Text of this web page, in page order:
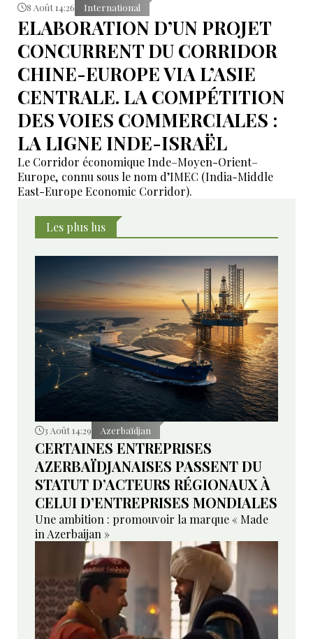
8 Août 14:26 International
ELABORATION D’UN PROJET
CONCURRENT DU CORRIDOR
CHINE-EUROPE VIA L’ASIE
CENTRALE. LA COMPÉTITION
DES VOIES COMMERCIALES :
LA LIGNE INDE-ISRAËL
Le Corridor économique Inde–Moyen-Orient–
Europe, connu sous le nom d’IMEC (India-Middle
East-Europe Economic Corridor).
Les plus lus
3 Août 14:29 Azerbaïdjan
CERTAINES ENTREPRISES
AZERBAÏDJANAISES PASSENT DU
STATUT D’ACTEURS RÉGIONAUX À
CELUI D’ENTREPRISES MONDIALES
Une ambition : promouvoir la marque « Made
in Azerbaijan »